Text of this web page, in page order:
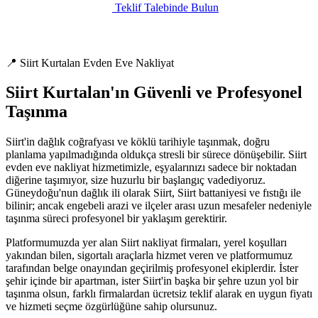
Teklif Talebinde Bulun
📍 Siirt Kurtalan Evden Eve Nakliyat
Siirt Kurtalan'ın Güvenli ve Profesyonel
Taşınma
Siirt'in dağlık coğrafyası ve köklü tarihiyle taşınmak, doğru
planlama yapılmadığında oldukça stresli bir sürece dönüşebilir. Siirt
evden eve nakliyat hizmetimizle, eşyalarınızı sadece bir noktadan
diğerine taşımıyor, size huzurlu bir başlangıç vadediyoruz.
Güneydoğu'nun dağlık ili olarak Siirt, Siirt battaniyesi ve fıstığı ile
bilinir; ancak engebeli arazi ve ilçeler arası uzun mesafeler nedeniyle
taşınma süreci profesyonel bir yaklaşım gerektirir.
Platformumuzda yer alan Siirt nakliyat firmaları, yerel koşulları
yakından bilen, sigortalı araçlarla hizmet veren ve platformumuz
tarafından belge onayından geçirilmiş profesyonel ekiplerdir. İster
şehir içinde bir apartman, ister Siirt'in başka bir şehre uzun yol bir
taşınma olsun, farklı firmalardan ücretsiz teklif alarak en uygun fiyatı
ve hizmeti seçme özgürlüğüne sahip olursunuz.